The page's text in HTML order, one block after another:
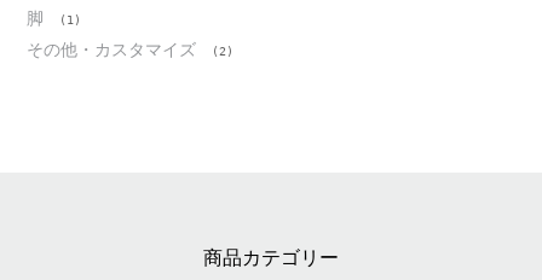
脚 (1)
その他・カスタマイズ (2)
商品カテゴリー